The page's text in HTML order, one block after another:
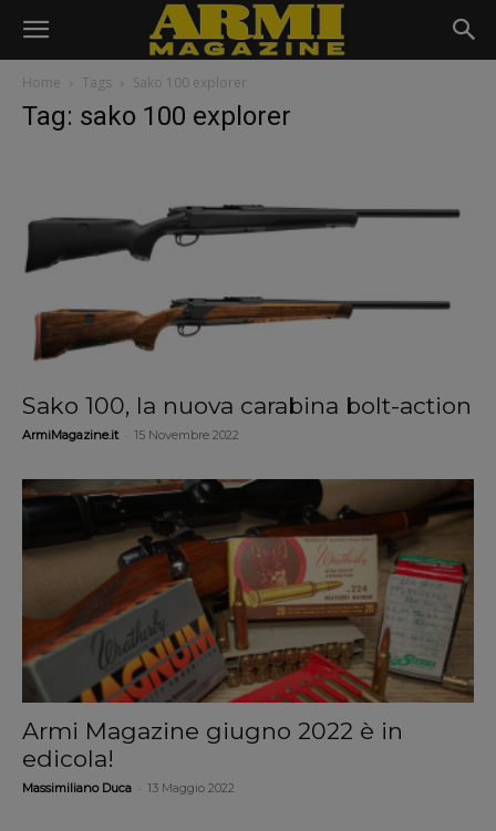
Home Tags Sako 100 explorer
Tag: sako 100 explorer
Sako 100, la nuova carabina bolt-action
ArmiMagazine.it 15 Novembre 2022
Armi Magazine giugno 2022 è in
edicola!
Massimiliano Duca 13 Maggio 2022